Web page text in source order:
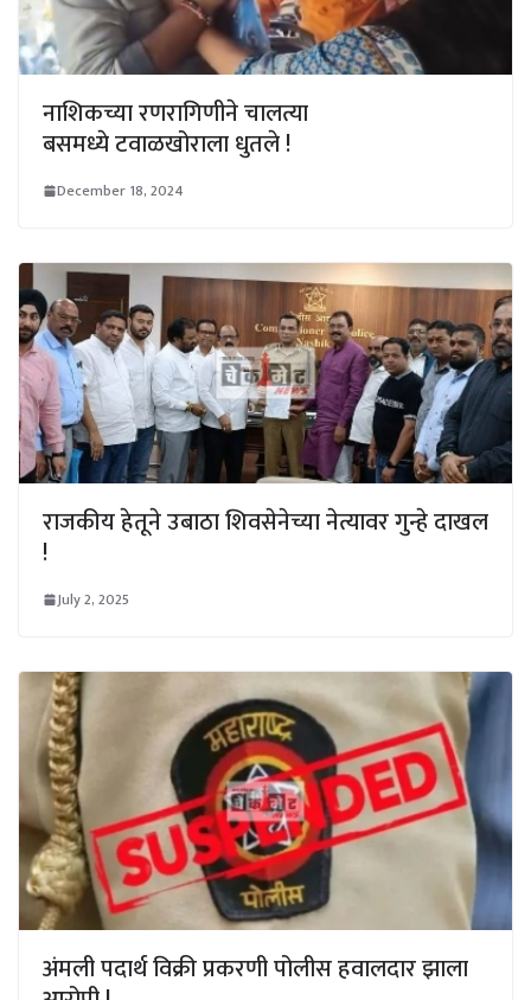
नाशिकच्या रणरागिणीने चालत्या
बसमध्ये टवाळखोराला धुतले !
December 18, 2024
राजकीय हेतूने उबाठा शिवसेनेच्या नेत्यावर गुन्हे दाखल
!
July 2, 2025
अंमली पदार्थ विक्री प्रकरणी पोलीस हवालदार झाला